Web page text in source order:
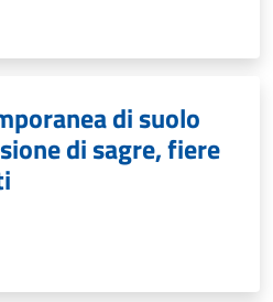
di suolo
di sagre, fiere